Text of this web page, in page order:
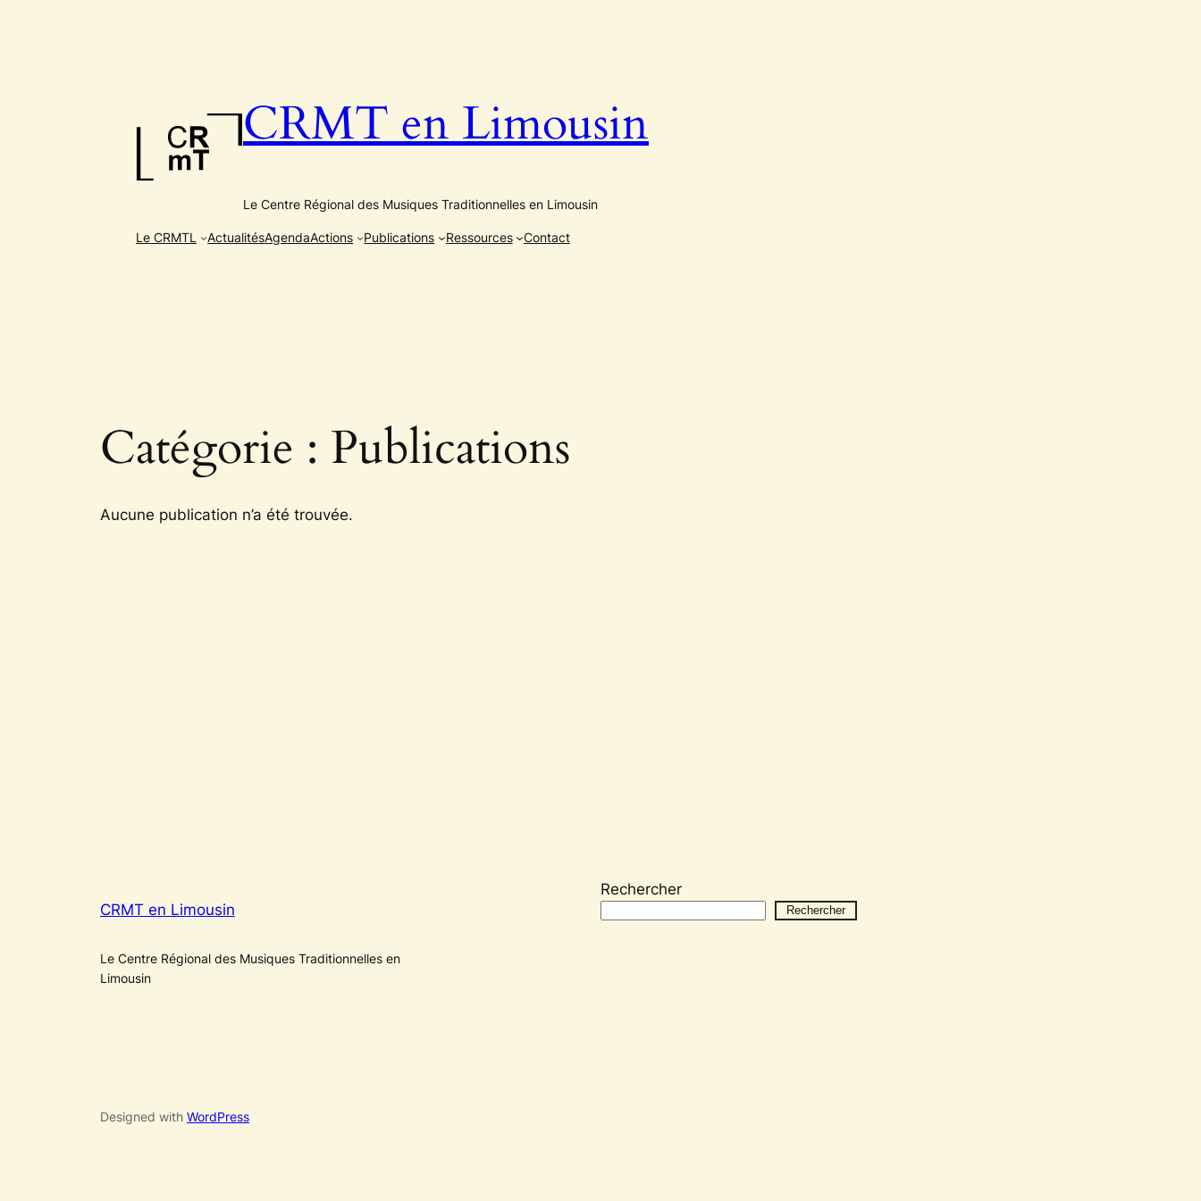
CRMT en Limousin
Le Centre Régional des Musiques Traditionnelles en Limousin
Le CRMTL ActualitésAgendaActions Publications Ressources Contact
Catégorie : Publications
Aucune publication n’a été trouvée.
CRMT en Limousin
Le Centre Régional des Musiques Traditionnelles en
Limousin
Rechercher
Rechercher
Designed with WordPress